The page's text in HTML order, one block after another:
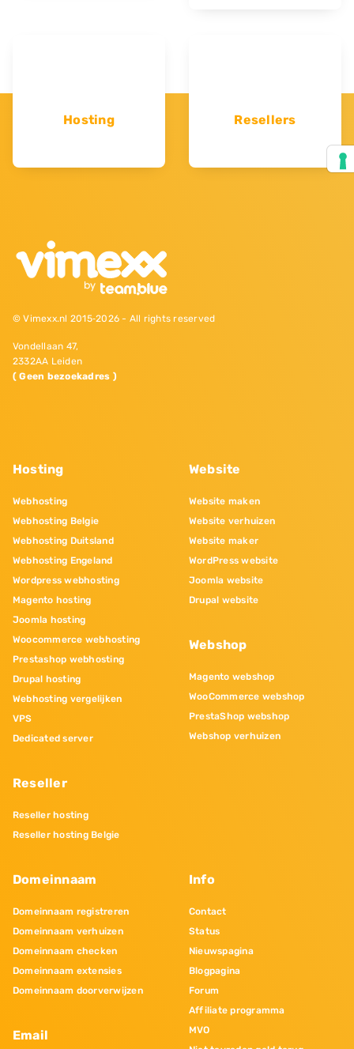
Hosting Resellers
© Vimexx.nl 2015‐2026 - All rights reserved
Vondellaan 47,
2332AA Leiden
( Geen bezoekadres )
Hosting
Webhosting
Webhosting Belgie
Webhosting Duitsland
Webhosting Engeland
Wordpress webhosting
Magento hosting
Joomla hosting
Woocommerce webhosting
Prestashop webhosting
Drupal hosting
Webhosting vergelijken
VPS
Dedicated server
Reseller
Reseller hosting
Reseller hosting Belgie
Website
Website maken
Website verhuizen
Website maker
WordPress website
Joomla website
Drupal website
Webshop
Magento webshop
WooCommerce webshop
PrestaShop webshop
Webshop verhuizen
Domeinnaam
Domeinnaam registreren
Domeinnaam verhuizen
Domeinnaam checken
Domeinnaam extensies
Domeinnaam doorverwijzen
Email
Info
Contact
Status
Nieuwspagina
Blogpagina
Forum
Affiliate programma
MVO